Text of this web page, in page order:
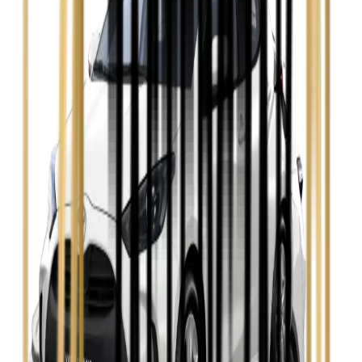
Opel Insignia
Seat Leon
Skoda Fabia
Zobacz
Skoda Kamiq
Zobacz